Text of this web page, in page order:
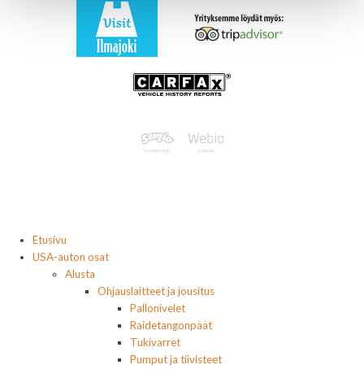
Etusivu
USA-auton osat
Alusta
Ohjauslaitteet ja jousitus
Pallonivelet
Raidetangonpäät
Tukivarret
Pumput ja tiivisteet